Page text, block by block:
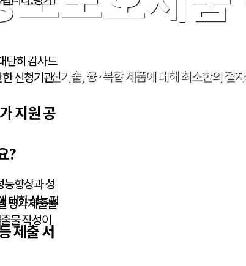
신기술, 융·복합 제품에 대해 최소한의 절
지원 공
향상과 성
대한 성능평
단히 감사드
신청기관
제출 서
?
평가제출물
물 작성이